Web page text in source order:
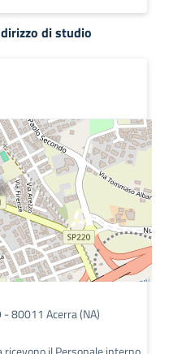
di studio
- 80011 Acerra (NA)